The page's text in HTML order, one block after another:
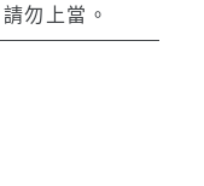
勿上當。